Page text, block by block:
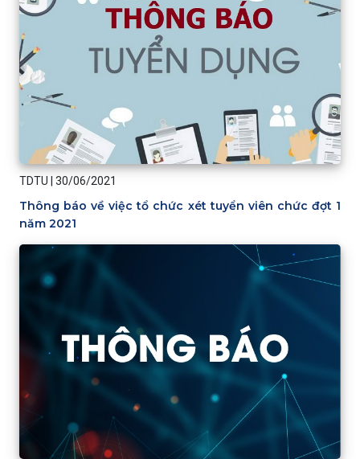
TDTU 30/06/2021
Thông báo về việc tổ chức xét tuyển viên chức đợt 1
năm 2021